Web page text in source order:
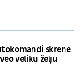
skrene
veliku želju